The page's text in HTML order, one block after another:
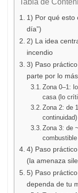
Tabla de
1) Por qué esto
día”)
2) La idea
incendio
3) Paso
parte por lo
Zona 0–1:
casa (lo
Zona 2: de
continuidad)
Zona 3: de
4) Paso
(la amenaza
5) Paso
dependa de tu